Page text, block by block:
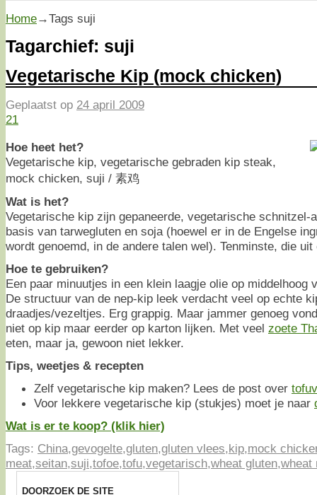
Home→Tags suji
Tagarchief: suji
Vegetarische Kip (mock chicken)
Geplaatst op 24 april 2009
21
Hoe heet het?
Vegetarische kip, vegetarische gebraden kip steak,
mock chicken, suji / 素鸡
Wat is het?
Vegetarische kip zijn gepaneerde, vegetarische schnitzel-
basis van tarwegluten en soja (hoewel er in de Engelse
wordt genoemd, in de andere talen wel). Tenminste, die uit
Hoe te gebruiken?
Een paar minuutjes in een klein laagje olie op middelhoog
De structuur van de nep-kip leek verdacht veel op echte
draadjes/vezeltjes. Erg grappig. Maar jammer genoeg
niet op kip maar eerder op karton lijken. Met veel zoete
eten, maar ja, gewoon niet lekker.
Tips, weetjes & recepten
Zelf vegetarische kip maken? Lees de post over
Voor lekkere vegetarische kip (stukjes) moet je naar
Wat is er te koop? (klik hier)
Tags: China,gevogelte,gluten,gluten vlees,kip,mock
meat,seitan,suji,tofoe,tofu,vegetarisch,wheat gluten,wheat
DOORZOEK DE SITE